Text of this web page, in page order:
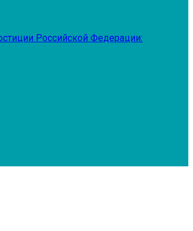
Российской Федерации: